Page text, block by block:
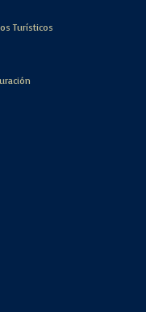
Turísticos